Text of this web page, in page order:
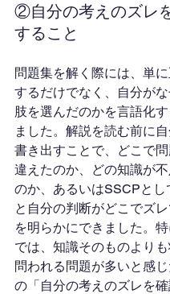
②自分の考えのズレ
すること
問題集を解く際には、単
するだけでなく、自分が
肢を選んだのかを言語化
ました。解説を読む前に
書き出すことで、どこで
違えたのか、どの知識が
のか、あるいはSSCPとし
と自分の判断がどこでズ
を明らかにできました。
では、知識そのものより
問われる問題が多いと感
の「自分の考えのズレを